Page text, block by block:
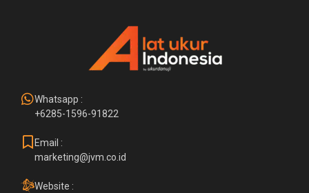
Whatsapp :
+6285-1596-91822
Email :
marketing@jvm.co.id
Website :